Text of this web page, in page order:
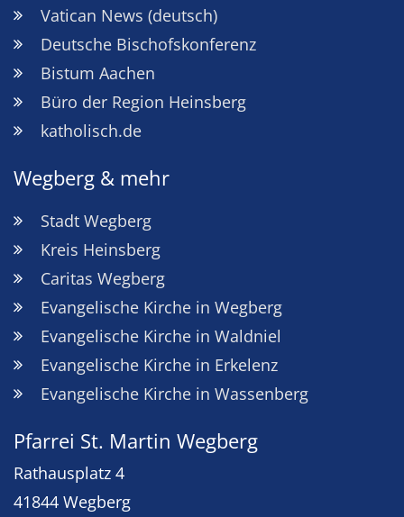
Vatican News (deutsch)
Deutsche Bischofskonferenz
Bistum Aachen
Büro der Region Heinsberg
katholisch.de
Wegberg & mehr
Stadt Wegberg
Kreis Heinsberg
Caritas Wegberg
Evangelische Kirche in Wegberg
Evangelische Kirche in Waldniel
Evangelische Kirche in Erkelenz
Evangelische Kirche in Wassenberg
Pfarrei St. Martin Wegberg
Rathausplatz 4
41844 Wegberg